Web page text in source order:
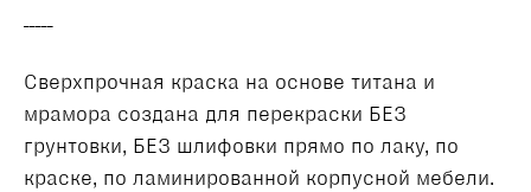
Сверхпрочная краска на основе титана и
мрамора создана для перекраски БЕЗ
грунтовки, БЕЗ шлифовки прямо по лаку, по
краске, по ламинированной корпусной мебели.